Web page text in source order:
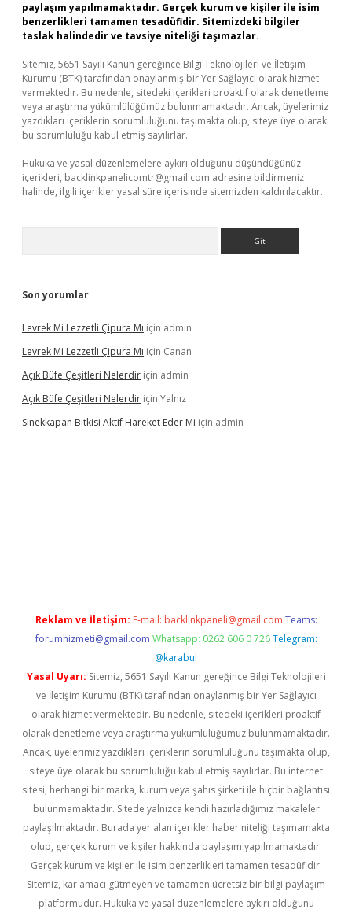
paylaşım yapılmamaktadır. Gerçek kurum ve kişiler ile isim
benzerlikleri tamamen tesadüfidir. Sitemizdeki bilgiler
taslak halindedir ve tavsiye niteliği taşımazlar.
Sitemiz, 5651 Sayılı Kanun gereğince Bilgi Teknolojileri ve İletişim
Kurumu (BTK) tarafından onaylanmış bir Yer Sağlayıcı olarak hizmet
vermektedir. Bu nedenle, sitedeki içerikleri proaktif olarak denetleme
veya araştırma yükümlülüğümüz bulunmamaktadır. Ancak, üyelerimiz
yazdıkları içeriklerin sorumluluğunu taşımakta olup, siteye üye olarak
bu sorumluluğu kabul etmiş sayılırlar.
Hukuka ve yasal düzenlemelere aykırı olduğunu düşündüğünüz
içerikleri, backlinkpanelicomtr@gmail.com adresine bildirmeniz
halinde, ilgili içerikler yasal süre içerisinde sitemizden kaldırılacaktır.
Son yorumlar
Levrek Mi Lezzetli Çipura Mı için admin
Levrek Mi Lezzetli Çipura Mı için Canan
Açık Büfe Çeşitleri Nelerdir için admin
Açık Büfe Çeşitleri Nelerdir için Yalnız
Sinekkapan Bitkisi Aktif Hareket Eder Mi için admin
Reklam ve İletişim: E-mail: backlinkpaneli@gmail.com Teams:
forumhizmeti@gmail.com Whatsapp: 0262 606 0 726 Telegram:
@karabul
Yasal Uyarı: Sitemiz, 5651 Sayılı Kanun gereğince Bilgi Teknolojileri
ve İletişim Kurumu (BTK) tarafından onaylanmış bir Yer Sağlayıcı
olarak hizmet vermektedir. Bu nedenle, sitedeki içerikleri proaktif
olarak denetleme veya araştırma yükümlülüğümüz bulunmamaktadır.
Ancak, üyelerimiz yazdıkları içeriklerin sorumluluğunu taşımakta olup,
siteye üye olarak bu sorumluluğu kabul etmiş sayılırlar. Bu internet
sitesi, herhangi bir marka, kurum veya şahıs şirketi ile hiçbir bağlantısı
bulunmamaktadır. Sitede yalnızca kendi hazırladığımız makaleler
paylaşılmaktadır. Burada yer alan içerikler haber niteliği taşımamakta
olup, gerçek kurum ve kişiler hakkında paylaşım yapılmamaktadır.
Gerçek kurum ve kişiler ile isim benzerlikleri tamamen tesadüfidir.
Sitemiz, kar amacı gütmeyen ve tamamen ücretsiz bir bilgi paylaşım
platformudur. Hukuka ve yasal düzenlemelere aykırı olduğunu